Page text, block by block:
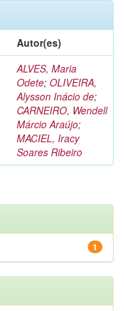
Autor(es)
ALVES, Maria
Odete; OLIVEIRA,
Alysson Inácio de;
CARNEIRO, Wendell
Márcio Araújo;
MACIEL, Iracy
Soares Ribeiro
1